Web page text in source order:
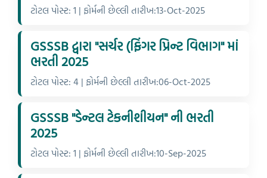
ટોટલ પોસ્ટ: 1 | ફોર્મની છેલ્લી તારીખ:13-Oct-2025
GSSSB દ્વારા "સર્ચર (ફિંગર પ્રિન્ટ વિભાગ" માં
ભરતી 2025
ટોટલ પોસ્ટ: 4 | ફોર્મની છેલ્લી તારીખ:06-Oct-2025
GSSSB "ડેન્ટલ ટેકનીશીયન" ની ભરતી
2025
ટોટલ પોસ્ટ: 1 | ફોર્મની છેલ્લી તારીખ:10-Sep-2025